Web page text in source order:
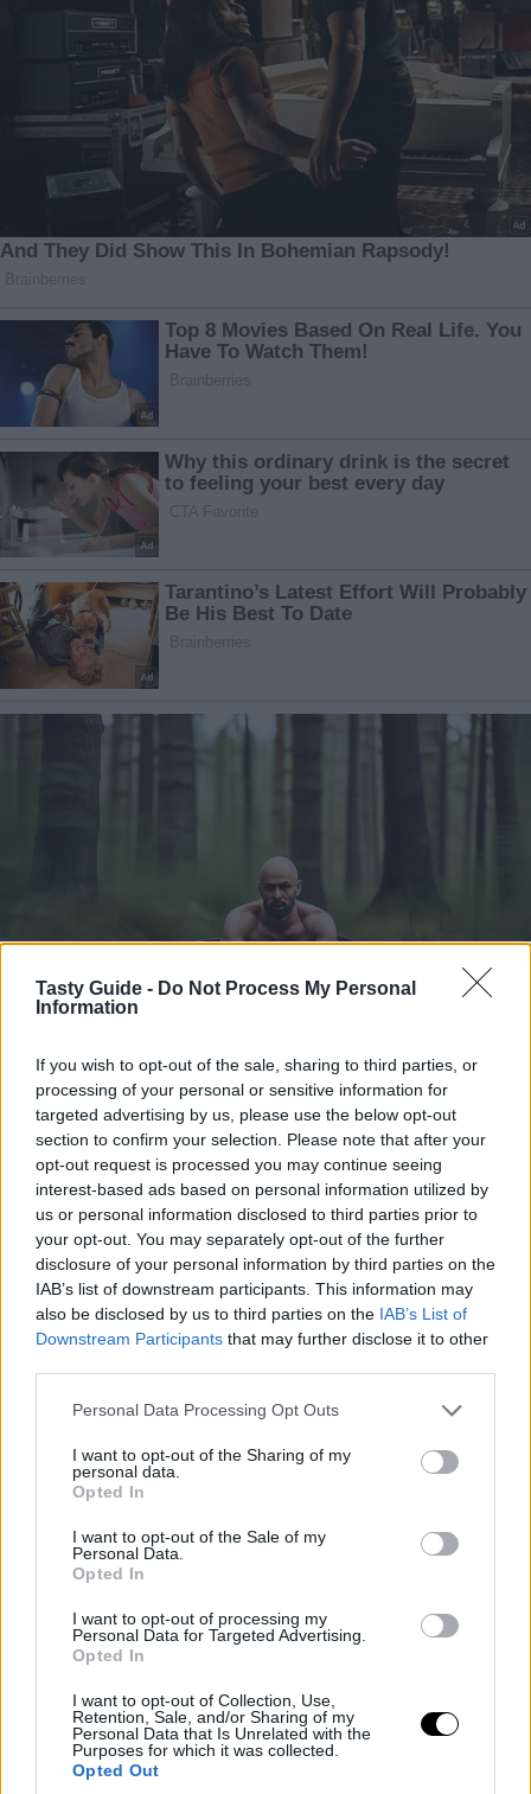
Tasty Guide - Do Not Process My Personal
Information
If you wish to opt-out of the sale, sharing to third parties, or
processing of your personal or sensitive information for
targeted advertising by us, please use the below opt-out
section to confirm your selection. Please note that after your
opt-out request is processed you may continue seeing
interest-based ads based on personal information utilized by
us or personal information disclosed to third parties prior to
your opt-out. You may separately opt-out of the further
disclosure of your personal information by third parties on the
IAB’s list of downstream participants. This information may
also be disclosed by us to third parties on the IAB’s List of
Downstream Participants that may further disclose it to other
Please note that this website/app uses one or more Google
not limited to your visit or usage behaviour. You may click to
grant or deny consent to Google and its third-party tags to
use your data for below specified purposes in below Google
consent section.
Personal Data Processing Opt Outs
I want to opt-out of the Sharing of my
personal data.
Opted In
I want to opt-out of the Sale of my
Personal Data.
Opted In
I want to opt-out of processing my
Personal Data for Targeted Advertising.
Opted In
I want to opt-out of Collection, Use,
Retention, Sale, and/or Sharing of my
Personal Data that Is Unrelated with the
Purposes for which it was collected.
Opted Out